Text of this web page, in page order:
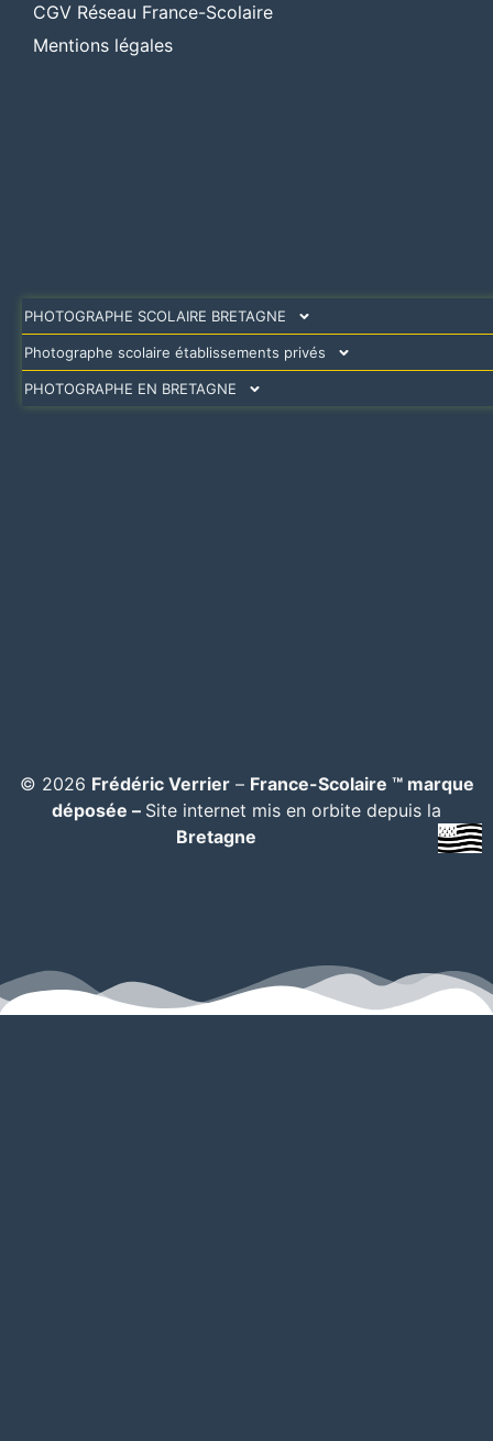
CGV Réseau France-Scolaire
Mentions légales
PHOTOGRAPHE SCOLAIRE BRETAGNE
Photographe scolaire établissements privés
PHOTOGRAPHE EN BRETAGNE
© 2026 Frédéric Verrier– France-Scolaire ™ marque
déposée – Site internet mis en orbite depuis la
Bretagne